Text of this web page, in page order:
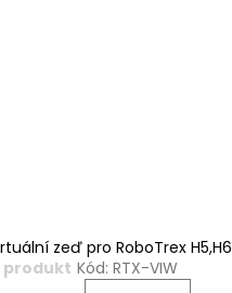
zeď pro RoboTrex H5,H6
produkt Kód: RTX-VIW